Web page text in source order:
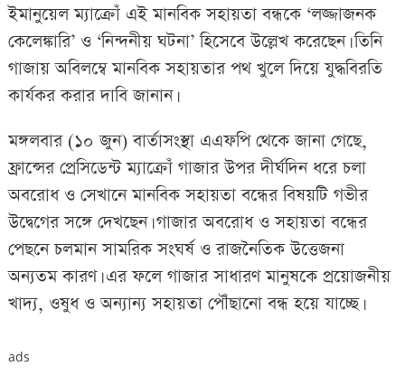
ইমানুয়েল ম্যাক্রোঁ এই মানবিক সহায়তা বন্ধকে ‘লজ্জাজনক
কেলেঙ্কারি’ ও ‘নিন্দনীয় ঘটনা’ হিসেবে উল্লেখ করেছেন। তিনি
গাজায় অবিলম্বে মানবিক সহায়তার পথ খুলে দিয়ে যুদ্ধবিরতি
কার্যকর করার দাবি জানান।
মঙ্গলবার (১০ জুন) বার্তাসংস্থা এএফপি থেকে জানা গেছে,
ফ্রান্সের প্রেসিডেন্ট ম্যাক্রোঁ গাজার উপর দীর্ঘদিন ধরে চলা
অবরোধ ও সেখানে মানবিক সহায়তা বন্ধের বিষয়টি গভীর
উদ্বেগের সঙ্গে দেখছেন। গাজার অবরোধ ও সহায়তা বন্ধের
পেছনে চলমান সামরিক সংঘর্ষ ও রাজনৈতিক উত্তেজনা
অন্যতম কারণ। এর ফলে গাজার সাধারণ মানুষকে প্রয়োজনীয়
খাদ্য, ওষুধ ও অন্যান্য সহায়তা পৌঁছানো বন্ধ হয়ে যাচ্ছে।
ads